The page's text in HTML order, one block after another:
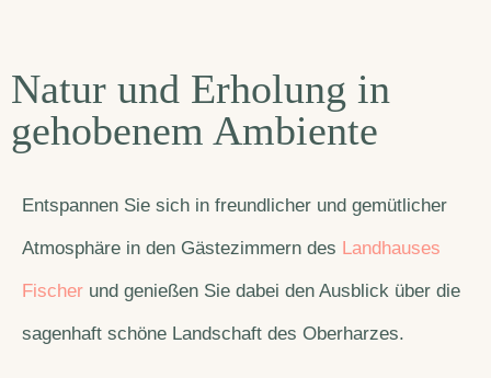
Natur und Erholung in
gehobenem Ambiente
Entspannen Sie sich in freundlicher und gemütlicher
Atmosphäre in den Gästezimmern des Landhauses
Fischer und genießen Sie dabei den Ausblick über die
sagenhaft schöne Landschaft des Oberharzes.